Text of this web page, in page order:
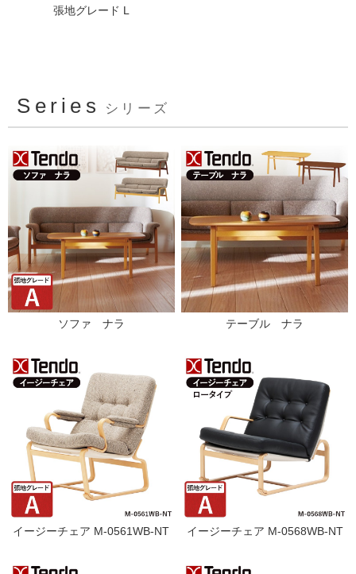
張地グレード L
Series シリーズ
ソファ ナラ テーブル ナラ
イージーチェア M-0561WB-NT イージーチェア M-0568WB-NT